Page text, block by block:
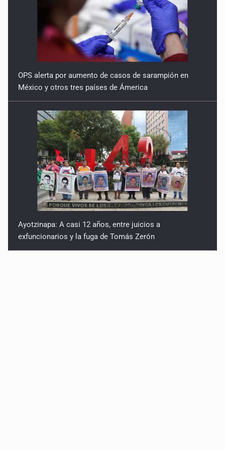
OPS alerta por aumento de casos de sarampión en
México y otros tres países de Ámerica
Ayotzinapa: A casi 12 años, entre juicios a
exfuncionarios y la fuga de Tomás Zerón